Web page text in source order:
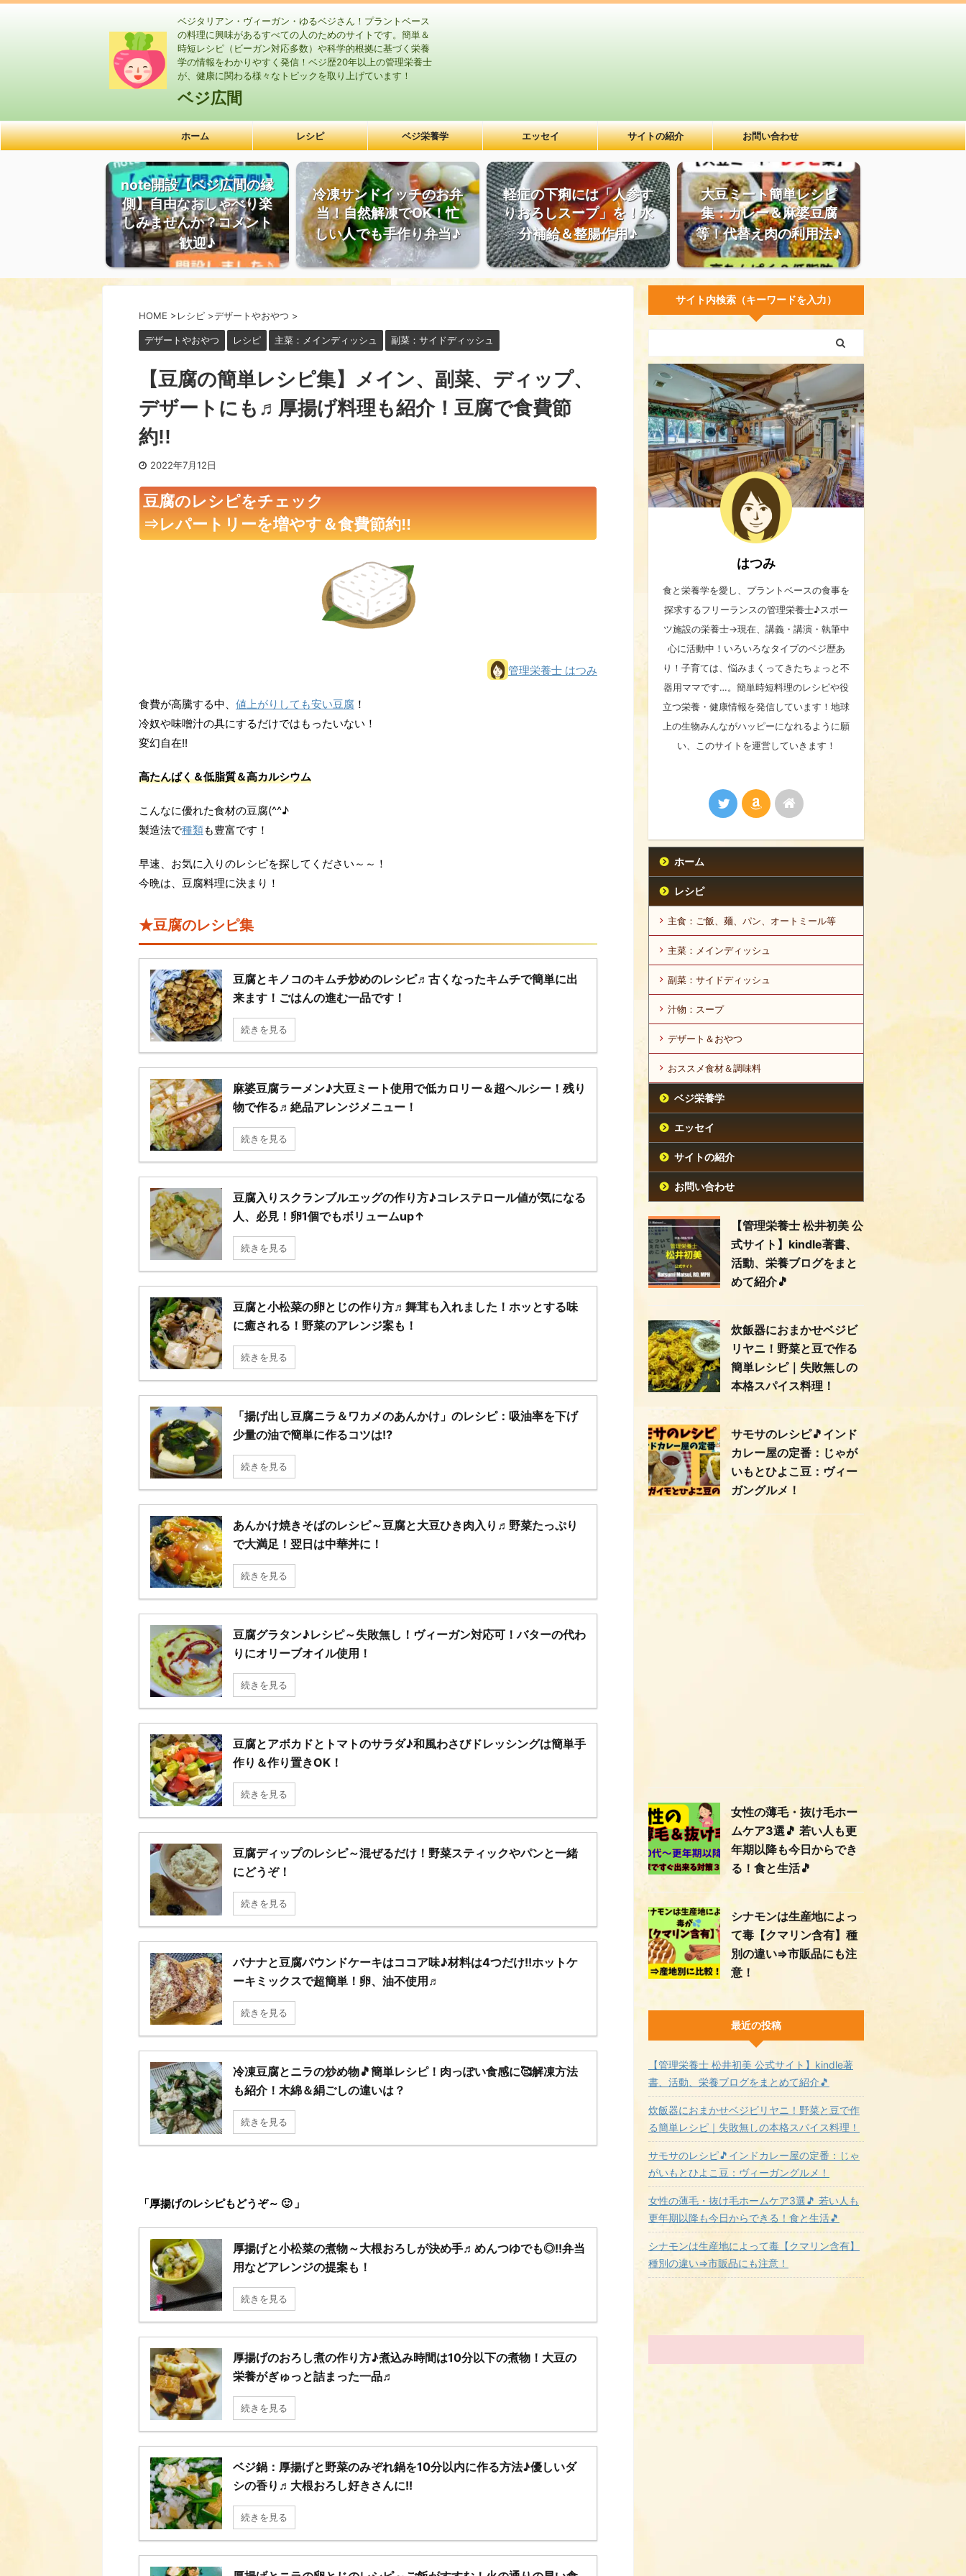
ベジタリアン・ヴィーガン・ゆるベジさん！プラントベース
の料理に興味があるすべての人のためのサイトです。簡単＆
時短レシピ（ビーガン対応多数）や科学的根拠に基づく栄養
学の情報をわかりやすく発信！ベジ歴20年以上の管理栄養士
が、健康に関わる様々なトピックを取り上げています！
ベジ広間
ホーム レシピ ベジ栄養学 エッセイ サイトの紹介 お問い合わせ
note開設【ベジ広間の縁
側】自由なおしゃべり楽
しみませんか？コメント
歓迎♪
冷凍サンドイッチのお弁
当！自然解凍でOK！忙
しい人でも手作り弁当♪
軽症の下痢には「人参す
りおろしスープ」を！水
分補給＆整腸作用♪
大豆ミート簡単レシピ
集：カレー＆麻婆豆腐
等！代替え肉の利用法♪
HOME >レシピ >デザートやおやつ >
デザートやおやつ レシピ 主菜：メインディッシュ 副菜：サイドディッシュ
【豆腐の簡単レシピ集】メイン、副菜、ディップ、
デザートにも♬厚揚げ料理も紹介！豆腐で食費節
約!!
2022年7月12日
豆腐のレシピをチェック
⇒レパートリーを増やす＆食費節約!!
管理栄養士 はつみ
食費が高騰する中、 値上がりしても安い豆腐 ！
冷奴や味噌汁の具にするだけではもったいない！
変幻自在!!
高たんぱく＆低脂質＆高カルシウム
こんなに優れた食材の豆腐(^^♪
製造法で種類も豊富です！
早速、お気に入りのレシピを探してください～～！
今晩は、豆腐料理に決まり！
★豆腐のレシピ集
豆腐とキノコのキムチ炒めのレシピ♬古くなったキムチで簡単に出
来ます！ごはんの進む一品です！
続きを見る
麻婆豆腐ラーメン♪大豆ミート使用で低カロリー＆超ヘルシー！残り
物で作る♬絶品アレンジメニュー！
続きを見る
豆腐入りスクランブルエッグの作り方♪コレステロール値が気になる
人、必見！卵1個でもボリュームup↑
続きを見る
豆腐と小松菜の卵とじの作り方♬舞茸も入れました！ホッとする味
に癒される！野菜のアレンジ案も！
続きを見る
「揚げ出し豆腐ニラ＆ワカメのあんかけ」のレシピ：吸油率を下げ
少量の油で簡単に作るコツは⁉
続きを見る
あんかけ焼きそばのレシピ～豆腐と大豆ひき肉入り♬野菜たっぷり
で大満足！翌日は中華丼に！
続きを見る
豆腐グラタン♪レシピ～失敗無し！ヴィーガン対応可！バターの代わ
りにオリーブオイル使用！
続きを見る
豆腐とアボカドとトマトのサラダ♪和風わさびドレッシングは簡単手
作り＆作り置きOK！
続きを見る
豆腐ディップのレシピ～混ぜるだけ！野菜スティックやパンと一緒
にどうぞ！
続きを見る
バナナと豆腐パウンドケーキはココア味♪材料は4つだけ!!ホットケ
ーキミックスで超簡単！卵、油不使用♬
続きを見る
冷凍豆腐とニラの炒め物🎵簡単レシピ！肉っぽい食感に🥰解凍方法
も紹介！木綿＆絹ごしの違いは？
続きを見る
「厚揚げのレシピもどうぞ～ 🙂 」
厚揚げと小松菜の煮物～大根おろしが決め手♬めんつゆでも◎!!弁当
用などアレンジの提案も！
続きを見る
厚揚げのおろし煮の作り方♪煮込み時間は10分以下の煮物！大豆の
栄養がぎゅっと詰まった一品♬
続きを見る
ベジ鍋：厚揚げと野菜のみぞれ鍋を10分以内に作る方法♪優しいダ
シの香り♬大根おろし好きさんに!!
続きを見る
サイト内検索（キーワードを入力）
はつみ
食と栄養学を愛し、プラントベースの食事を
探求するフリーランスの管理栄養士♪スポー
ツ施設の栄養士→現在、講義・講演・執筆中
心に活動中！いろいろなタイプのベジ歴あ
り！子育ては、悩みまくってきたちょっと不
器用ママです…。簡単時短料理のレシピや役
立つ栄養・健康情報を発信しています！地球
上の生物みんながハッピーになれるように願
い、このサイトを運営していきます！
ホーム
レシピ
主食：ご飯、麺、パン、オートミール等
主菜：メインディッシュ
副菜：サイドディッシュ
汁物：スープ
デザート＆おやつ
おススメ食材＆調味料
ベジ栄養学
エッセイ
サイトの紹介
お問い合わせ
【管理栄養士 松井初美 公
式サイト】kindle著書、
活動、栄養ブログをまと
めて紹介🎵
炊飯器におまかせベジビ
リヤニ！野菜と豆で作る
簡単レシピ｜失敗無しの
本格スパイス料理！
サモサのレシピ🎵インド
カレー屋の定番：じゃが
いもとひよこ豆：ヴィー
ガングルメ！
女性の薄毛・抜け毛ホー
ムケア3選🎵 若い人も更
年期以降も今日からでき
る！食と生活🎵
シナモンは生産地によっ
て毒【クマリン含有】種
別の違い⇒市販品にも注
意！
最近の投稿
【管理栄養士 松井初美 公式サイト】kindle著
書、活動、栄養ブログをまとめて紹介🎵
炊飯器におまかせベジビリヤニ！野菜と豆で作
る簡単レシピ｜失敗無しの本格スパイス料理！
サモサのレシピ🎵インドカレー屋の定番：じゃ
がいもとひよこ豆：ヴィーガングルメ！
女性の薄毛・抜け毛ホームケア3選🎵 若い人も
更年期以降も今日からできる！食と生活🎵
シナモンは生産地によって毒【クマリン含有】
種別の違い⇒市販品にも注意！